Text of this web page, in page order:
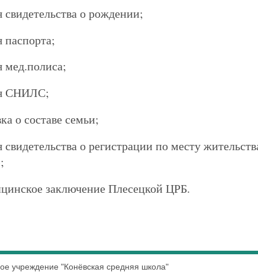
о рождении;
паспорта;
мед.полиса;
СНИЛС;
о составе семьи;
свидетельства о регистрации по месту
заключение Плесецкой ЦРБ.
учреждение "Конёвская средняя школа"